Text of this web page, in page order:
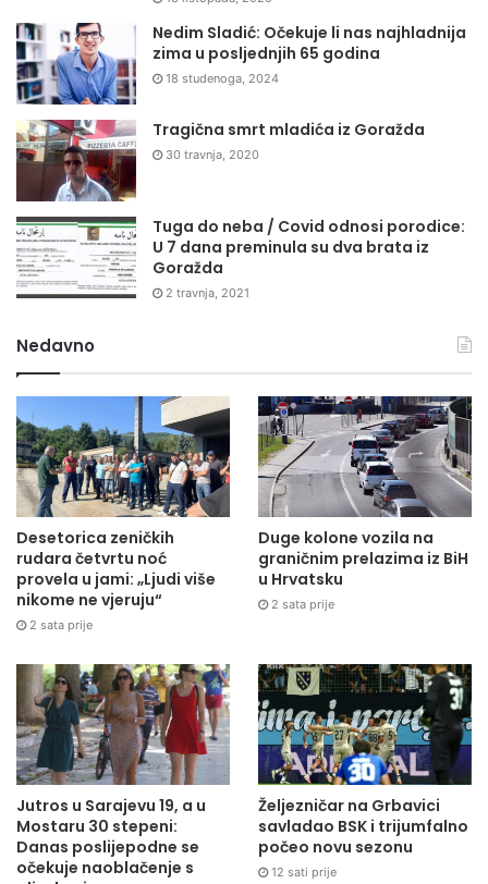
Nedim Sladić: Očekuje li nas najhladnija
zima u posljednjih 65 godina
18 studenoga, 2024
Tragična smrt mladića iz Goražda
30 travnja, 2020
Tuga do neba / Covid odnosi porodice:
U 7 dana preminula su dva brata iz
Goražda
2 travnja, 2021
Nedavno
Desetorica zeničkih
rudara četvrtu noć
provela u jami: „Ljudi više
nikome ne vjeruju“
2 sata prije
Duge kolone vozila na
graničnim prelazima iz BiH
u Hrvatsku
2 sata prije
Jutros u Sarajevu 19, a u
Mostaru 30 stepeni:
Danas poslijepodne se
očekuje naoblačenje s
Željezničar na Grbavici
savladao BSK i trijumfalno
počeo novu sezonu
12 sati prije